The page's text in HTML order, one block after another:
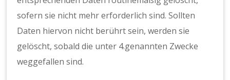
sofern sie nicht mehr erforderlich sind. Sollten
Daten hiervon nicht berührt sein, werden sie
gelöscht, sobald die unter 4.genannten Zwecke
weggefallen sind.